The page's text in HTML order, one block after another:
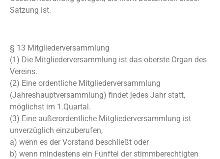
Satzung ist.
§ 13 Mitgliederversammlung
(1) Die Mitgliederversammlung ist das oberste Organ des
Vereins.
(2) Eine ordentliche Mitgliederversammlung
(Jahreshauptversammlung) findet jedes Jahr statt,
möglichst im 1.Quartal.
(3) Eine außerordentliche Mitgliederversammlung ist
unverzüglich einzuberufen,
a) wenn es der Vorstand beschließt oder
b) wenn mindestens ein Fünftel der stimmberechtigten